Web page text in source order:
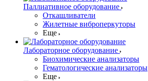
Паллиативное оборудование
Откашливатели
Жилетные виброперкуторы
Еще
Лабораторное оборудование
Биохимические анализаторы
Гематологические анализаторы
Еще